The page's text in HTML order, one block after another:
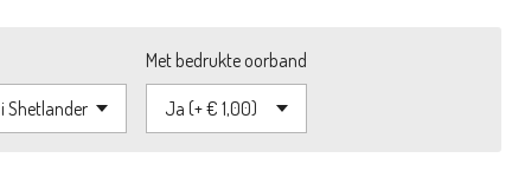
Met bedrukte oorband